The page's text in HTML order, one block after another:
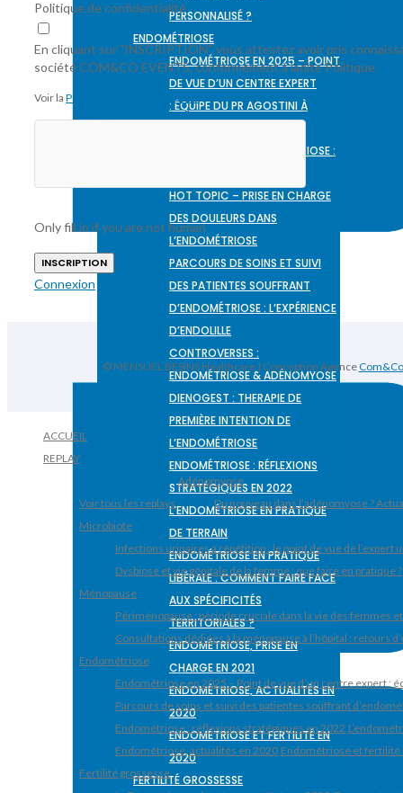
PERSONNALISÉ ?
ENDOMÉTRIOSE
ENDOMÉTRIOSE EN 2025 – POINT
DE VUE D’UN CENTRE EXPERT
: ÉQUIPE DU PR AGOSTINI À
HOT TOPIC – L’ENDOMÉTRIOSE :
HOT TOPIC – PRISE EN CHARGE
DES DOULEURS DANS
L’ENDOMÉTRIOSE
PARCOURS DE SOINS ET SUIVI
DES PATIENTES SOUFFRANT
D’ENDOMÉTRIOSE : L’EXPÉRIENCE
D’ENDOLILLE
CONTROVERSES :
ENDOMÉTRIOSE & ADÉNOMYOSE
DIENOGEST : THERAPIE DE
PREMIÈRE INTENTION DE
L’ENDOMÉTRIOSE
ENDOMÉTRIOSE : RÉFLEXIONS
STRATÉGIQUES EN 2022
L’ENDOMÉTRIOSE EN PRATIQUE
DE TERRAIN
ENDOMÉTRIOSE EN PRATIQUE
LIBÉRALE : COMMENT FAIRE FACE
AUX SPÉCIFICITÉS
TERRITORIALES ?
ENDOMÉTRIOSE, PRISE EN
CHARGE EN 2021
ENDOMÉTRIOSE, ACTUALITÉS EN
2020
ENDOMÉTRIOSE ET FERTILITÉ EN
2020
FERTILITÉ GROSSESSE
Politique de confidentialité
En cliquant sur "INSCRIPTION", vous attestez avoir pris
société COM&CO EVENTS, conformément à ladite Politique.
Voir la Politique de Confidentialité.
Only fill in if you are not human
Connexion
© MENSUEL BESINS Healthcare | Conception AgenceCom&Co
ACCUEIL
REPLAY
Voir tous les replays
Adénomyose
Du nouveau dans l’adénomyose ?
Microbiote
Infections urinaires à répétition : le point de vue de l’expert
Dysbiose et vie génitale de la femme : que faire en pratique ?
Ménopause
Périménopause : période cruciale dans la vie des femmes
Consultations dédiées à la ménopause à l’hôpital : retours
Endométriose
Endométriose en 2025 – Point de vue d’un centre expert :
Parcours de soins et suivi des patientes souffrant
Endométriose : réflexions stratégiques en 2022
Endométriose, actualités en 2020 Endométriose et fertilité
Fertilité grossesse